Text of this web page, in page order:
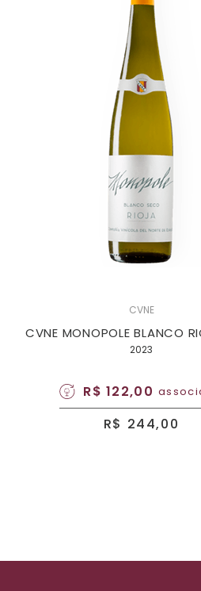
CVNE
CVNE MONOPOLE BLANCO
2023
R$ 122,00
R$ 244,00